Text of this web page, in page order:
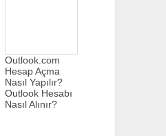
Outlook.com
Hesap Açma
Nasıl Yapılır?
Outlook Hesabı
Nasıl Alınır?